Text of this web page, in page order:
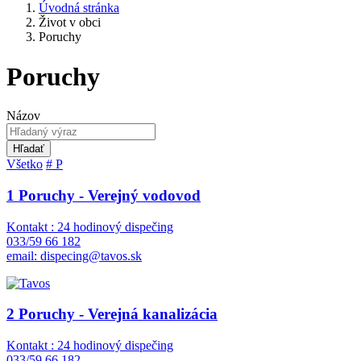
Úvodná stránka
Život v obci
Poruchy
Poruchy
Názov
Hľadať
Všetko # P
1 Poruchy - Verejný vodovod
Kontakt : 24 hodinový dispečing
033/59 66 182
email: dispecing@tavos.sk
2 Poruchy - Verejná kanalizácia
Kontakt : 24 hodinový dispečing